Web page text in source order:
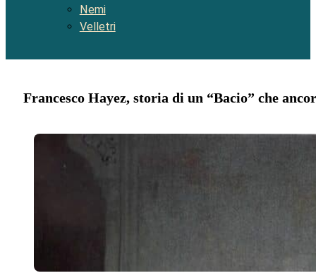
Nemi
Velletri
Francesco Hayez, storia di un “Bacio” che